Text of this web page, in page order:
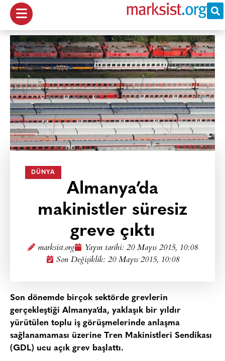
DÜNYA
Almanya’da
makinistler süresiz
greve çıktı
marksist.org Yayın tarihi: 20 Mayıs 2015, 10:08
Son Değişiklik: 20 Mayıs 2015, 10:08
Son dönemde birçok sektörde grevlerin
gerçekleştiği Almanya’da, yaklaşık bir yıldır
yürütülen toplu iş görüşmelerinde anlaşma
sağlanamaması üzerine Tren Makinistleri Sendikası
(GDL) ucu açık grev başlattı.